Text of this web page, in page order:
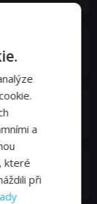
a
které
při